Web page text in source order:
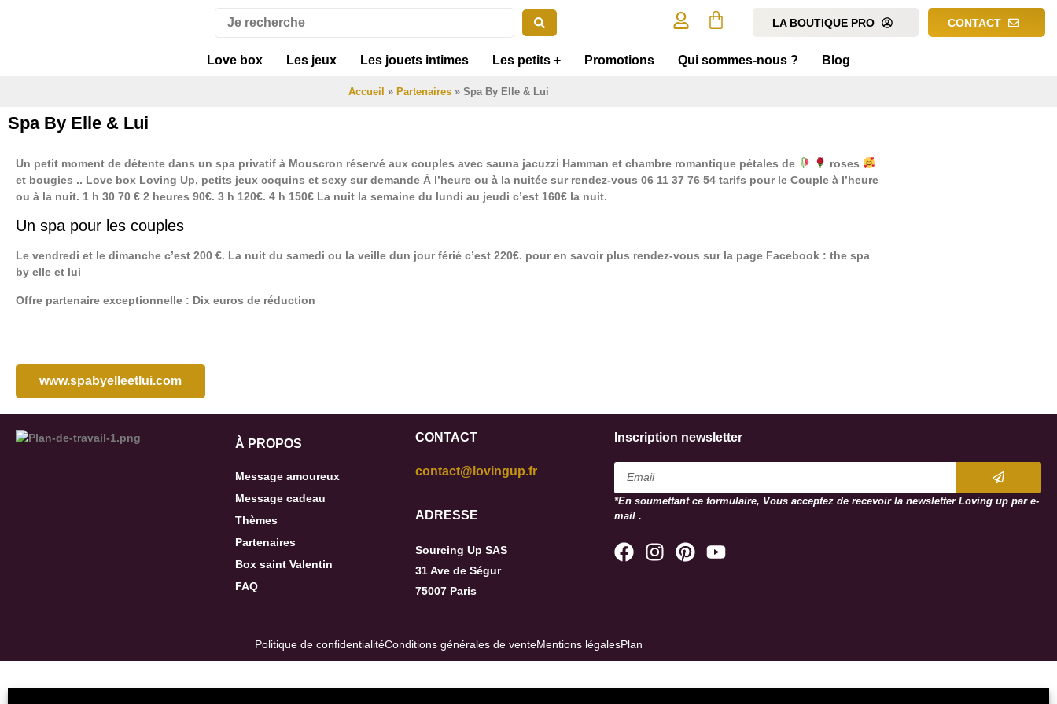
LA BOUTIQUE PRO CONTACT
Love box Les jeux Les jouets intimes Les petits + Promotions Qui sommes-nous ? Blog
Accueil » Partenaires» Spa By Elle & Lui
Spa By Elle & Lui
Un petit moment de détente dans un spa privatif à Mouscron réservé aux couples avec sauna jacuzzi Hamman et chambre romantique pétales de
roses
et bougies .. Love box Loving Up, petits jeux coquins et sexy sur demande À l’heure ou à la nuitée sur rendez-vous 06 11 37 76 54 tarifs pour le Couple à l’heure
ou à la nuit. 1 h 30 70 € 2 heures 90€. 3 h 120€. 4 h 150€ La nuit la semaine du lundi au jeudi c’est 160€ la nuit.
Un spa pour les couples
Le vendredi et le dimanche c’est 200 €. La nuit du samedi ou la veille dun jour férié c’est 220€. pour en savoir plus rendez-vous sur la page Facebook : the spa
by elle et lui
Offre partenaire exceptionnelle : Dix euros de réduction
www.spabyelleetlui.com
À PROPOS
Message amoureux
Message cadeau
Thèmes
Partenaires
Box saint Valentin
FAQ
CONTACT
contact@lovingup.fr
ADRESSE
Sourcing Up SAS
31 Ave de Ségur
75007 Paris
Inscription newsletter
*En soumettant ce formulaire, Vous acceptez de recevoir la newsletter Loving up par e-
mail .
Politique de confidentialitéConditions générales de venteMentions légalesPlan